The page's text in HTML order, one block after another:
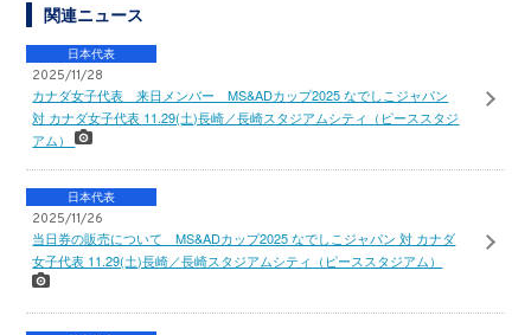
関連ニュース
日本代表
2025/11/28
カナダ女子代表 来日メンバー MS&ADカップ2025 なでしこジャパン
対 カナダ女子代表 11.29(土)長崎／長崎スタジアムシティ（ピーススタジ
アム）
日本代表
2025/11/26
当日券の販売について MS&ADカップ2025 なでしこジャパン 対 カナダ
女子代表 11.29(土)長崎／長崎スタジアムシティ（ピーススタジアム）